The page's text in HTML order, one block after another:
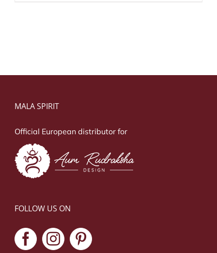
MALA SPIRIT
Official European distributor for
FOLLOW US ON